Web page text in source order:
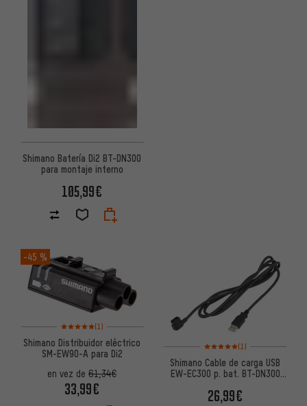
Shimano Batería Di2 BT-DN300
para montaje interno
105,99€
-45 %
Valoración media: 5 de 5 basada en 1 reseñas
(1)
Shimano Distribuidor eléctrico
SM-EW90-A para Di2
en vez de 61,34€
33,99€
Valoración media: 5 de 5
(1)
Shimano Cable de carga USB
EW-EC300 p. bat. BT-DN300
26,99€